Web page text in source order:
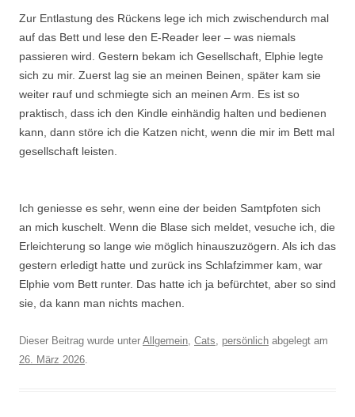
Zur Entlastung des Rückens lege ich mich zwischendurch mal
auf das Bett und lese den E-Reader leer – was niemals
passieren wird. Gestern bekam ich Gesellschaft, Elphie legte
sich zu mir. Zuerst lag sie an meinen Beinen, später kam sie
weiter rauf und schmiegte sich an meinen Arm. Es ist so
praktisch, dass ich den Kindle einhändig halten und bedienen
kann, dann störe ich die Katzen nicht, wenn die mir im Bett mal
gesellschaft leisten.
Ich geniesse es sehr, wenn eine der beiden Samtpfoten sich
an mich kuschelt. Wenn die Blase sich meldet, vesuche ich, die
Erleichterung so lange wie möglich hinauszuzögern. Als ich das
gestern erledigt hatte und zurück ins Schlafzimmer kam, war
Elphie vom Bett runter. Das hatte ich ja befürchtet, aber so sind
sie, da kann man nichts machen.
Dieser Beitrag wurde unter Allgemein, Cats, persönlich abgelegt am
26. März 2026.